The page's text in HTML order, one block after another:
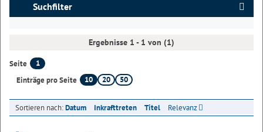
Suchfilter
Ergebnisse 1 - 1 von (1)
Seite
1
Einträge pro Seite
10 20 50
Sortieren nach:Datum Inkrafttreten Titel Relevanz